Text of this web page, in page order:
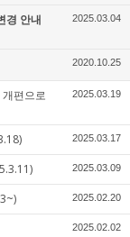
경 안내
2025.03.04
2020.10.25
편으로
2025.03.19
2025.03.17
2025.03.09
2025.02.20
2025.02.02